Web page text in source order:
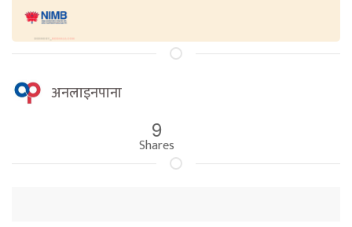
अनलाइनपाना
9
Shares